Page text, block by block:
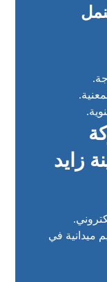
زايد
ميدانية في